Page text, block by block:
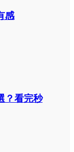
感
？看完秒